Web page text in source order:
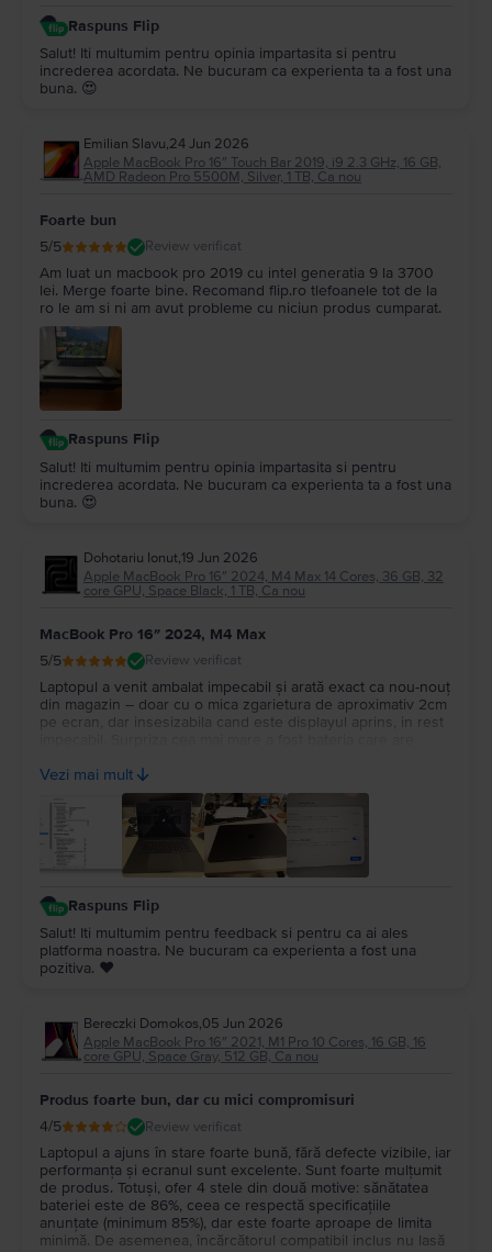
Raspuns Flip
Salut! Iti multumim pentru opinia impartasita si pentru
increderea acordata. Ne bucuram ca experienta ta a fost una
buna. 😍
Emilian Slavu,24 Jun 2026
Apple MacBook Pro 16″ Touch Bar 2019, i9 2.3 GHz, 16 GB,
AMD Radeon Pro 5500M, Silver, 1 TB, Ca nou
Foarte bun
5/5 Review verificat
Am luat un macbook pro 2019 cu intel generatia 9 la 3700
lei. Merge foarte bine. Recomand flip.ro tlefoanele tot de la
ro le am si ni am avut probleme cu niciun produs cumparat.
Raspuns Flip
Salut! Iti multumim pentru opinia impartasita si pentru
increderea acordata. Ne bucuram ca experienta ta a fost una
buna. 😍
Dohotariu Ionut,19 Jun 2026
Apple MacBook Pro 16″ 2024, M4 Max 14 Cores, 36 GB, 32
core GPU, Space Black, 1 TB, Ca nou
MacBook Pro 16″ 2024, M4 Max
5/5 Review verificat
Laptopul a venit ambalat impecabil și arată exact ca nou-nouț
din magazin – doar cu o mica zgarietura de aproximativ 2cm
pe ecran, dar insesizabila cand este displayul aprins, in rest
sufletul, chiar fac treabă serioasă!
Vezi mai mult
Raspuns Flip
Salut! Iti multumim pentru feedback si pentru ca ai ales
platforma noastra. Ne bucuram ca experienta a fost una
pozitiva. ❤️
Bereczki Domokos,05 Jun 2026
Apple MacBook Pro 16″ 2021, M1 Pro 10 Cores, 16 GB, 16
core GPU, Space Gray, 512 GB, Ca nou
Produs foarte bun, dar cu mici compromisuri
4/5 Review verificat
Laptopul a ajuns în stare foarte bună, fără defecte vizibile, iar
performanța și ecranul sunt excelente. Sunt foarte mulțumit
de produs. Totuși, ofer 4 stele din două motive: sănătatea
bateriei este de 86%, ceea ce respectă specificațiile
anunțate (minimum 85%), dar este foarte aproape de limita
minimă. De asemenea, încărcătorul compatibil inclus nu lasă